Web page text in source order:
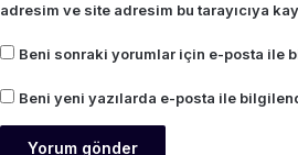
adresim ve site adresim bu tarayıcıya
Beni sonraki yorumlar için e-posta ile
Beni yeni yazılarda e-posta ile